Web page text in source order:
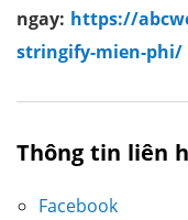
ngay: https://
stringify-mien-phi/
Thông tin liên
Facebook